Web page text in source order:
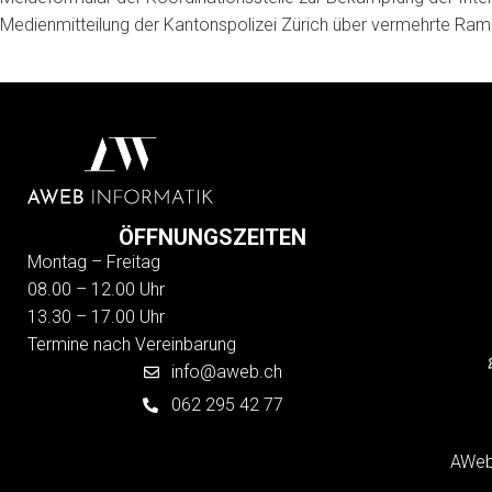
Medienmitteilung der Kantonspolizei Zürich über vermehrte
ÖFFNUNGSZEITEN
Montag – Freitag
08.00 – 12.00 Uhr
13.30 – 17.00 Uhr
Termine nach Vereinbarung
info@aweb.ch
062 295 42 77